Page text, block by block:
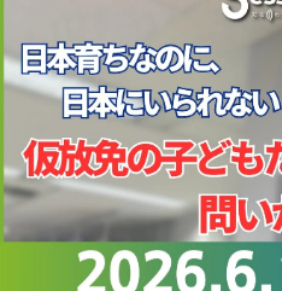
会社情報